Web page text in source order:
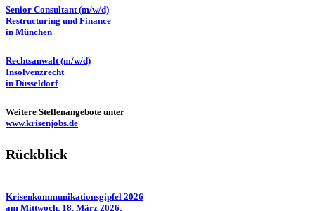
Senior Consultant (m/w/d)
Restructuring und Finance
in München
Rechtsanwalt (m/w/d)
Insolvenzrecht
in Düsseldorf
Weitere Stellenangebote unter
www.krisenjobs.de
Rückblick
Krisenkommunikationsgipfel 2026
am Mittwoch, 18. März 2026,